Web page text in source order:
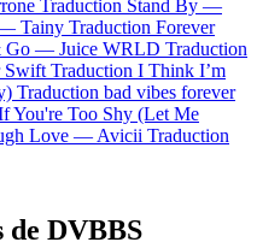
Traduction Stand By —
— Tainy Traduction Forever
Go — Juice WRLD Traduction
Swift Traduction I Think I’m
Traduction bad vibes forever
You're Too Shy (Let Me
Love —Avicii Traduction
de DVBBS